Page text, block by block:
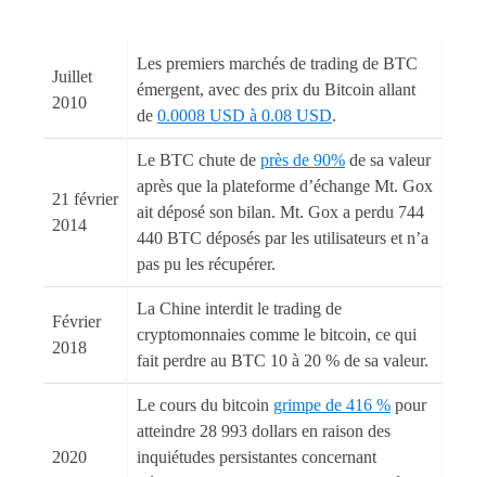
Juillet
2010
Les premiers marchés de trading de BTC
émergent, avec des prix du Bitcoin allant
de 0.0008 USD à 0.08 USD.
21 février
2014
Le BTC chute de près de 90% de sa valeur
après que la plateforme d’échange Mt. Gox
ait déposé son bilan. Mt. Gox a perdu 744
440 BTC déposés par les utilisateurs et n’a
pas pu les récupérer.
Février
2018
La Chine interdit le trading de
cryptomonnaies comme le bitcoin, ce qui
fait perdre au BTC 10 à 20 % de sa valeur.
2020
Le cours du bitcoin grimpe de 416 % pour
atteindre 28 993 dollars en raison des
inquiétudes persistantes concernant